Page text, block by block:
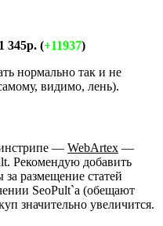
345р. (+11937)
нормально так и не
видимо, лень).
— WebArtex —
Рекомендую добавить
размещение статей
SeoPult`a (обещают
значительно увеличится.